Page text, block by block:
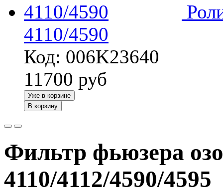
4110/4590
Код: 006K23640
11700 руб
Уже в корзине
В корзину
Фильтр фьюзера
4110/4112/4590/4595